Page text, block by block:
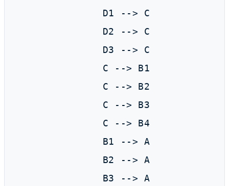
    D1 --> C
    D2 --> C
    D3 --> C
    C --> B1
    C --> B2
    C --> B3
    C --> B4
    B1 --> A
    B2 --> A
    B3 --> A